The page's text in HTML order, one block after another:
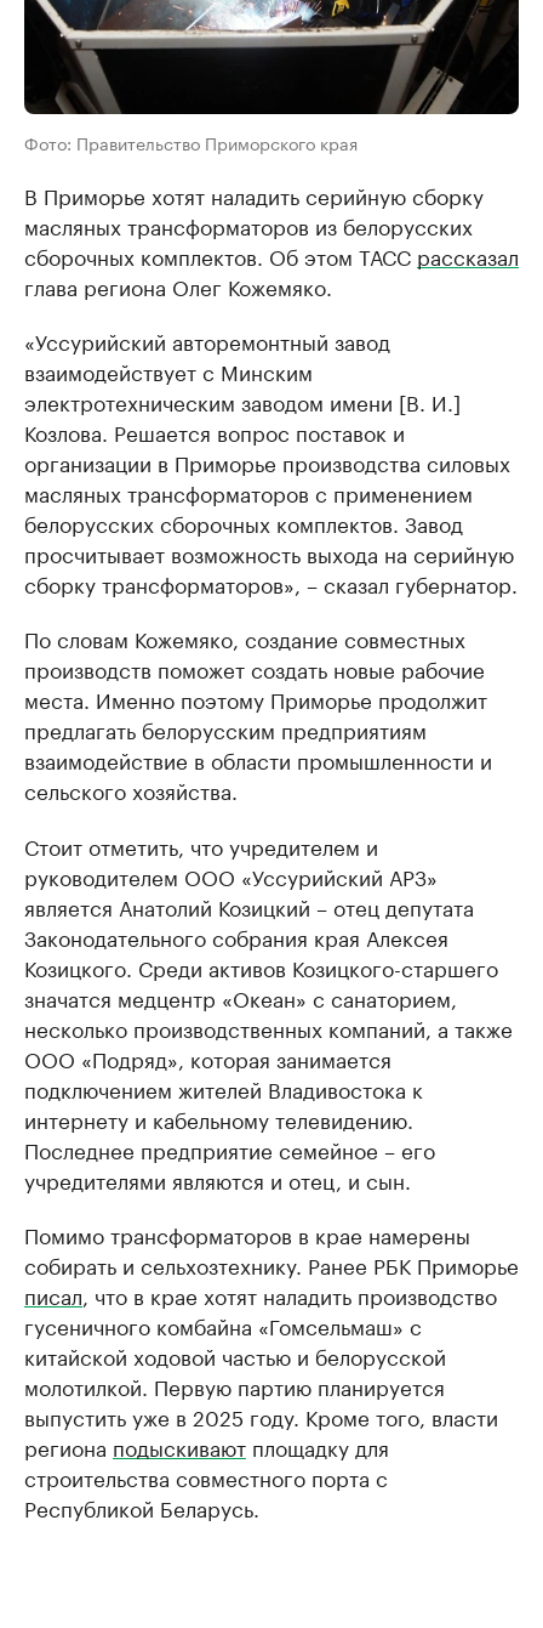
Фото: Правительство Приморского края
В Приморье хотят наладить серийную сборку
масляных трансформаторов из белорусских
сборочных комплектов. Об этом ТАСС рассказал
глава региона Олег Кожемяко.
«Уссурийский авторемонтный завод
взаимодействует с Минским
электротехническим заводом имени [В. И.]
Козлова. Решается вопрос поставок и
организации в Приморье производства силовых
масляных трансформаторов с применением
белорусских сборочных комплектов. Завод
просчитывает возможность выхода на серийную
сборку трансформаторов», – сказал губернатор.
По словам Кожемяко, создание совместных
производств поможет создать новые рабочие
места. Именно поэтому Приморье продолжит
предлагать белорусским предприятиям
взаимодействие в области промышленности и
сельского хозяйства.
Стоит отметить, что учредителем и
руководителем ООО «Уссурийский АРЗ»
является Анатолий Козицкий – отец депутата
Законодательного собрания края Алексея
Козицкого. Среди активов Козицкого-старшего
значатся медцентр «Океан» с санаторием,
несколько производственных компаний, а также
ООО «Подряд», которая занимается
подключением жителей Владивостока к
интернету и кабельному телевидению.
Последнее предприятие семейное – его
учредителями являются и отец, и сын.
Помимо трансформаторов в крае намерены
собирать и сельхозтехнику. Ранее РБК Приморье
писал , что в крае хотят наладить производство
гусеничного комбайна «Гомсельмаш» с
китайской ходовой частью и белорусской
молотилкой. Первую партию планируется
выпустить уже в 2025 году. Кроме того, власти
региона подыскивают площадку для
строительства совместного порта с
Республикой Беларусь.